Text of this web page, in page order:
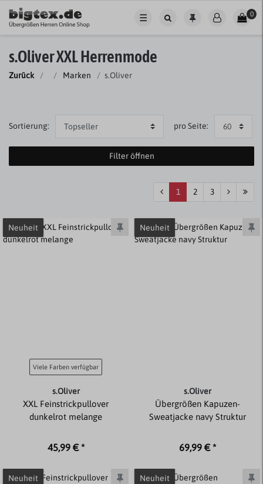
☰ 0
s.Oliver XXL Herrenmode
Zurück Marken s.Oliver
Sortierung: pro Seite:
Filter öffnen
1 2 3
Viele Farben verfügbar
Neuheit
s.Oliver
XXL Feinstrickpullover
dunkelrot melange
45,99 € *
Neuheit
s.Oliver
Übergrößen Kapuzen-
Sweatjacke navy Struktur
69,99 € *
Neuheit Neuheit